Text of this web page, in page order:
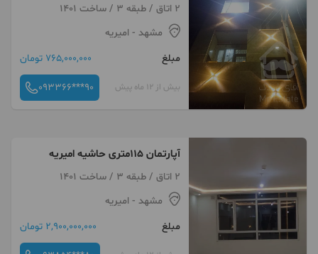
2 اتاق / طبقه 3 / ساخت 1401
مشهد - امیریه
مبلغ
765,000,000 تومان
بیش از 12 ماه پیش 093366***90
آپارتمان ۱۱۵متری حاشیه امیریه
2 اتاق / طبقه 3 / ساخت 1401
مشهد - امیریه
مبلغ
2,900,000,000 تومان